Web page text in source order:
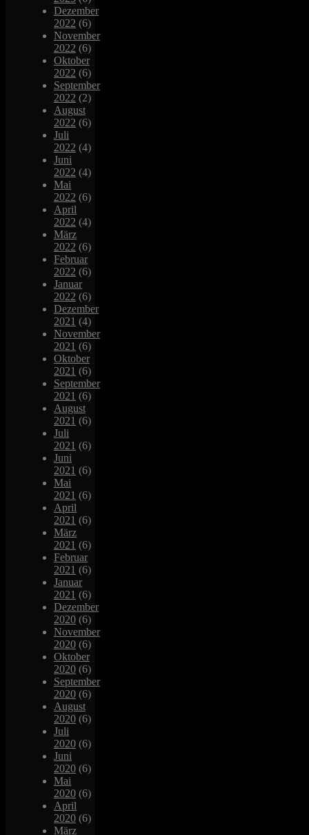
Dezember
2022 (6)
November
2022 (6)
Oktober
2022 (6)
September
2022 (2)
August
2022 (6)
Juli
2022 (4)
Juni
2022 (4)
Mai
2022 (6)
April
2022 (4)
März
2022 (6)
Februar
2022 (6)
Januar
2022 (6)
Dezember
2021 (4)
November
2021 (6)
Oktober
2021 (6)
September
2021 (6)
August
2021 (6)
Juli
2021 (6)
Juni
2021 (6)
Mai
2021 (6)
April
2021 (6)
März
2021 (6)
Februar
2021 (6)
Januar
2021 (6)
Dezember
2020 (6)
November
2020 (6)
Oktober
2020 (6)
September
2020 (6)
August
2020 (6)
Juli
2020 (6)
Juni
2020 (6)
Mai
2020 (6)
April
2020 (6)
März